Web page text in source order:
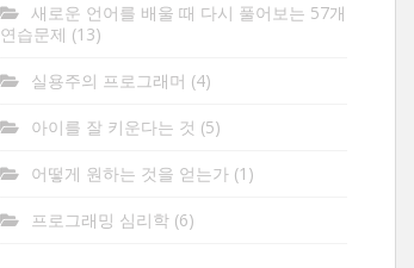
새로운 언어를 배울 때 다시 풀어보는 57개
연습문제 (13)
실용주의 프로그래머 (4)
아이를 잘 키운다는 것 (5)
어떻게 원하는 것을 얻는가(1)
프로그래밍 심리학(6)